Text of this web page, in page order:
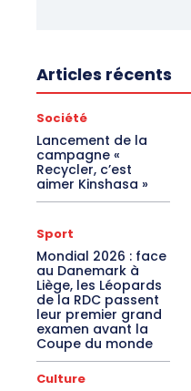
Articles récents
Société
Lancement de la
campagne «
Recycler, c’est
aimer Kinshasa »
Sport
Mondial 2026 : face
au Danemark à
Liège, les Léopards
de la RDC passent
leur premier grand
examen avant la
Coupe du monde
Culture